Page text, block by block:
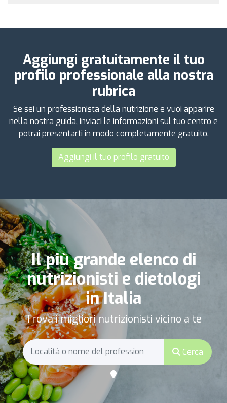
Aggiungi gratuitamente il tuo
profilo professionale alla nostra
rubrica
Se sei un professionista della nutrizione e vuoi apparire
nella nostra guida, inviaci le informazioni sul tuo centro e
potrai presentarti in modo completamente gratuito.
Aggiungi il tuo profilo gratuito
Il più grande elenco di
nutrizionisti e dietologi
in Italia
Trova i migliori nutrizionisti vicino a te
Cerca